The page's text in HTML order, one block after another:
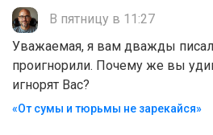
В пятницу в 11:27
Уважаемая, я вам дважды
проигнорили. Почему же вы
игнорят Вас?
«От сумы и тюрьмы не зарекайся»